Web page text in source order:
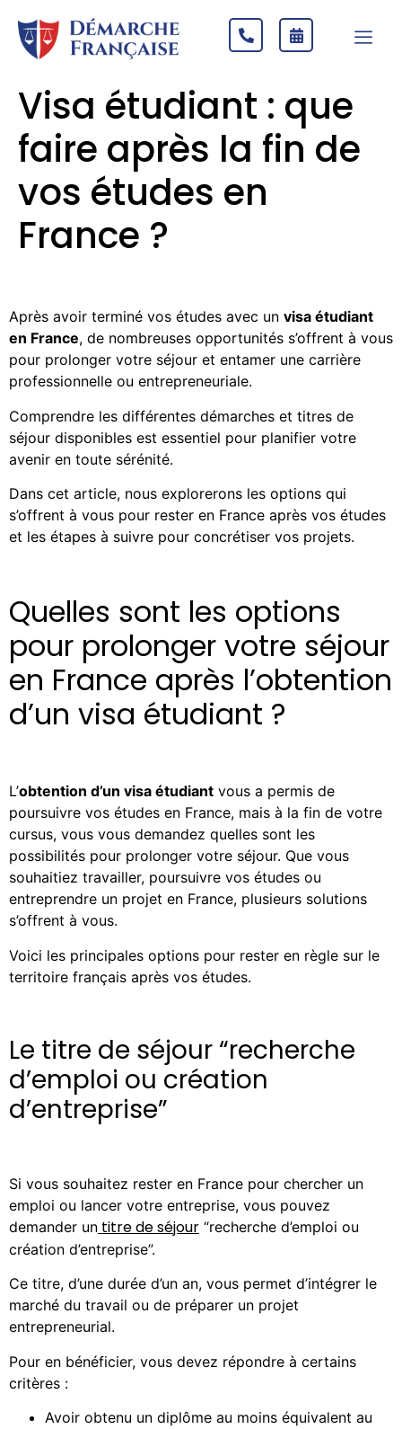
Visa étudiant : que
faire après la fin de
vos études en
France ?
Après avoir terminé vos études avec un visa étudiant
en France, de nombreuses opportunités s’offrent à vous
pour prolonger votre séjour et entamer une carrière
professionnelle ou entrepreneuriale.
Comprendre les différentes démarches et titres de
séjour disponibles est essentiel pour planifier votre
avenir en toute sérénité.
Dans cet article, nous explorerons les options qui
s’offrent à vous pour rester en France après vos études
et les étapes à suivre pour concrétiser vos projets.
Quelles sont les options
pour prolonger votre séjour
en France après l’obtention
d’un visa étudiant ?
L’obtention d’un visa étudiant vous a permis de
poursuivre vos études en France, mais à la fin de votre
cursus, vous vous demandez quelles sont les
possibilités pour prolonger votre séjour. Que vous
souhaitiez travailler, poursuivre vos études ou
entreprendre un projet en France, plusieurs solutions
s’offrent à vous.
Voici les principales options pour rester en règle sur le
territoire français après vos études.
Le titre de séjour “recherche
d’emploi ou création
d’entreprise”
Si vous souhaitez rester en France pour chercher un
emploi ou lancer votre entreprise, vous pouvez
demander un titre de séjour “recherche d’emploi ou
création d’entreprise”.
Ce titre, d’une durée d’un an, vous permet d’intégrer le
marché du travail ou de préparer un projet
entrepreneurial.
Pour en bénéficier, vous devez répondre à certains
critères :
Avoir obtenu un diplôme au moins équivalent au